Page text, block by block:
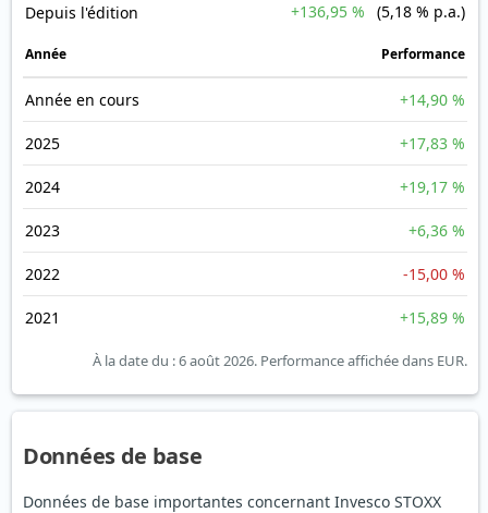
Depuis l'édition +136,95 % (5,18 % p.a.)
Année Performance
Année en cours +14,90 %
2025 +17,83 %
2024 +19,17 %
2023 +6,36 %
2022 -15,00 %
2021 +15,89 %
À la date du : 6 août 2026. Performance affichée dans EUR.
Données de base
Données de base importantes concernant Invesco STOXX